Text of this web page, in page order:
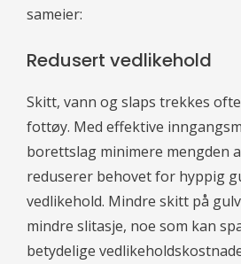
sameier:
Redusert vedlikehold
Skitt, vann og slaps trekkes
fottøy. Med effektive
borettslag minimere mengden
reduserer behovet for hyppig
vedlikehold. Mindre skitt på
mindre slitasje, noe som kan
betydelige